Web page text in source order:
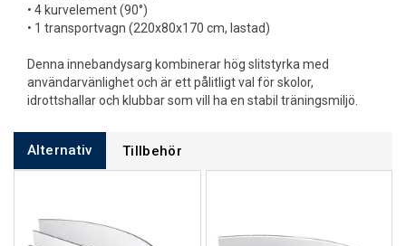
• 4 kurvelement (90°)
• 1 transportvagn (220x80x170 cm, lastad)
Denna innebandysarg kombinerar hög slitstyrka med
användarvänlighet och är ett pålitligt val för skolor,
idrottshallar och klubbar som vill ha en stabil träningsmiljö.
Alternativ Tillbehör